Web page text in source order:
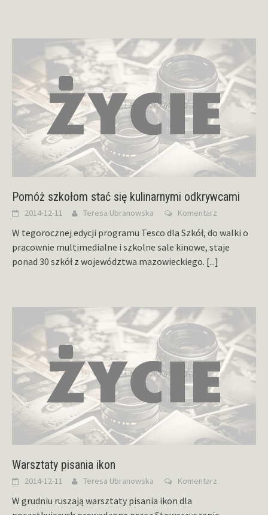
Pomóż szkołom stać się kulinarnymi odkrywcami
2014-12-11 Teresa Ubranowska Komentarz
W tegorocznej edycji programu Tesco dla Szkół, do walki o
pracownie multimedialne i szkolne sale kinowe, staje
ponad 30 szkół z województwa mazowieckiego. [...]
Warsztaty pisania ikon
2014-12-11 Teresa Ubranowska Komentarz
W grudniu ruszają warsztaty pisania ikon dla